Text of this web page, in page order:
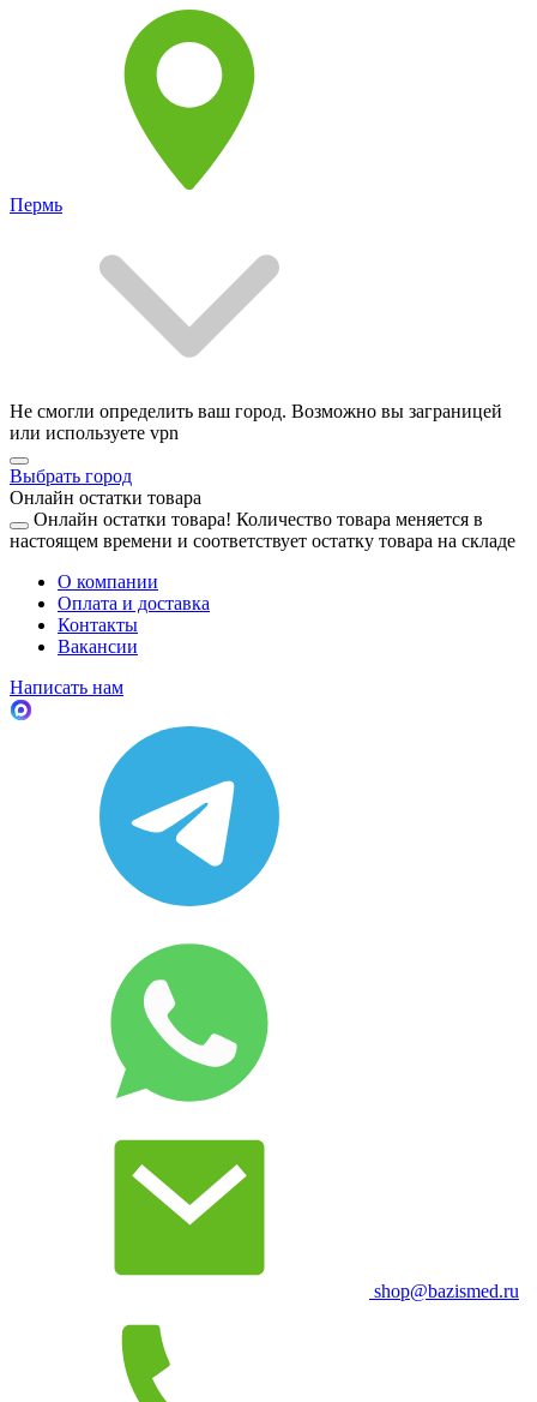
Пермь
Не смогли определить ваш город. Возможно вы заграницей
или используете vpn
Выбрать город
Онлайн остатки товара
Онлайн остатки товара! Количество товара меняется в
настоящем времени и соответствует остатку товара на складе
О компании
Оплата и доставка
Контакты
Вакансии
Написать нам
shop@bazismed.ru